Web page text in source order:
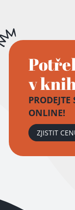
v
ONLINE!
ZJISTIT